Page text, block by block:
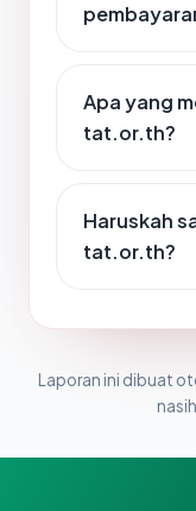
Apa yang
tat.or.th?
Haruskah
tat.or.th?
Laporan ini dibuat